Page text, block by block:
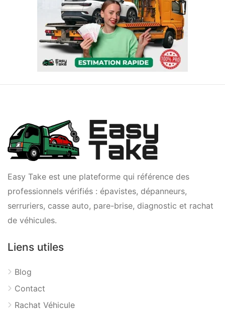
Easy Take est une plateforme qui référence des
professionnels vérifiés : épavistes, dépanneurs,
serruriers, casse auto, pare-brise, diagnostic et rachat
de véhicules.
Liens utiles
Blog
Contact
Rachat Véhicule